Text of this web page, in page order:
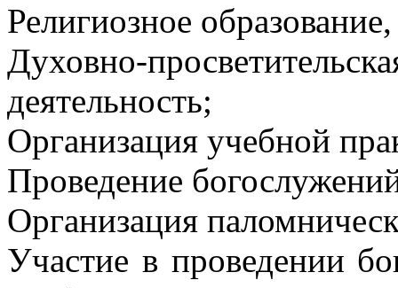
Религиозное
Духовно-
деятельность;
Организация учебной
Проведение
Организация
Участие в проведении